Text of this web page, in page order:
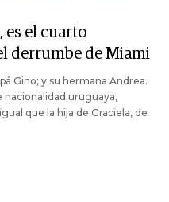
es el cuarto
derrumbe de Miami
Gino; y su hermana Andrea.
nacionalidad uruguaya,
que la hija de Graciela, de